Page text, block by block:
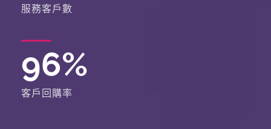
服務客戶數
96%
客戶回購率